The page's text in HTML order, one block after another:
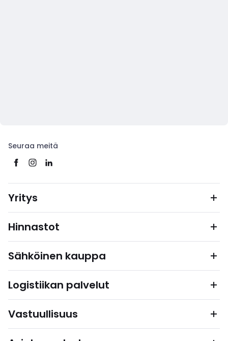
Seuraa meitä
Yritys
Hinnastot
Sähköinen kauppa
Logistiikan palvelut
Vastuullisuus